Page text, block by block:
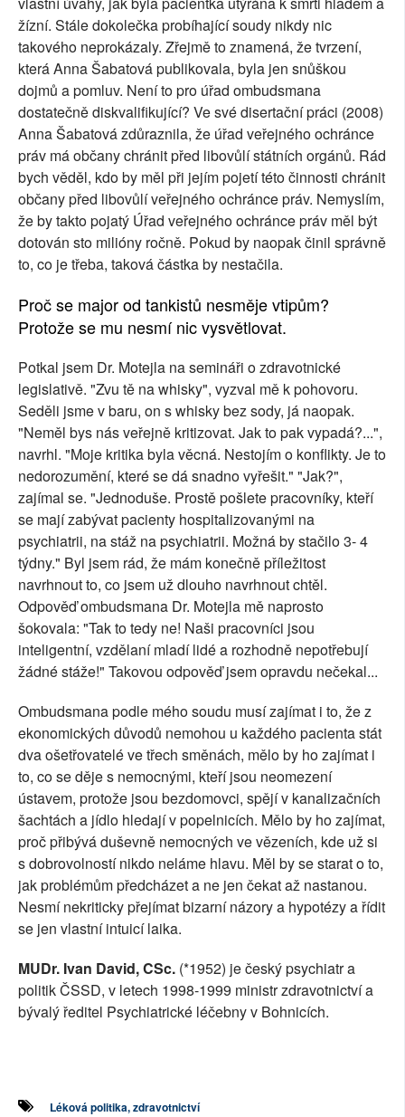
žízní. Stále dokolečka probíhající soudy nikdy nic
takového neprokázaly. Zřejmě to znamená, že tvrzení,
která Anna Šabatová publikovala, byla jen snůškou
dojmů a pomluv. Není to pro úřad ombudsmana
dostatečně diskvalifikující? Ve své disertační práci (2008)
Anna Šabatová zdůraznila, že úřad veřejného ochránce
práv má občany chránit před libovůlí státních orgánů. Rád
bych věděl, kdo by měl při jejím pojetí této činnosti chránit
občany před libovůlí veřejného ochránce práv. Nemyslím,
že by takto pojatý Úřad veřejného ochránce práv měl být
dotován sto milióny ročně. Pokud by naopak činil správně
to, co je třeba, taková částka by nestačila.
Proč se major od tankistů nesměje vtipům?
Protože se mu nesmí nic vysvětlovat.
Potkal jsem Dr. Motejla na semináři o zdravotnické
legislativě. "Zvu tě na whisky", vyzval mě k pohovoru.
Seděli jsme v baru, on s whisky bez sody, já naopak.
"Neměl bys nás veřejně kritizovat. Jak to pak vypadá?...",
navrhl. "Moje kritika byla věcná. Nestojím o konflikty. Je to
nedorozumění, které se dá snadno vyřešit." "Jak?",
zajímal se. "Jednoduše. Prostě pošlete pracovníky, kteří
se mají zabývat pacienty hospitalizovanými na
psychiatrii, na stáž na psychiatrii. Možná by stačilo 3- 4
týdny." Byl jsem rád, že mám konečně příležitost
navrhnout to, co jsem už dlouho navrhnout chtěl.
Odpověď ombudsmana Dr. Motejla mě naprosto
šokovala: "Tak to tedy ne! Naši pracovníci jsou
inteligentní, vzdělaní mladí lidé a rozhodně nepotřebují
žádné stáže!" Takovou odpověď jsem opravdu nečekal...
Ombudsmana podle mého soudu musí zajímat i to, že z
ekonomických důvodů nemohou u každého pacienta stát
dva ošetřovatelé ve třech směnách, mělo by ho zajímat i
to, co se děje s nemocnými, kteří jsou neomezení
ústavem, protože jsou bezdomovci, spějí v kanalizačních
šachtách a jídlo hledají v popelnicích. Mělo by ho zajímat,
proč přibývá duševně nemocných ve vězeních, kde už si
s dobrovolností nikdo neláme hlavu. Měl by se starat o to,
jak problémům předcházet a ne jen čekat až nastanou.
Nesmí nekriticky přejímat bizarní názory a hypotézy a řídit
se jen vlastní intuicí laika.
MUDr. Ivan David, CSc. (*1952) je český psychiatr a
politik ČSSD, v letech 1998-1999 ministr zdravotnictví a
bývalý ředitel Psychiatrické léčebny v Bohnicích.
Léková politika, zdravotnictví